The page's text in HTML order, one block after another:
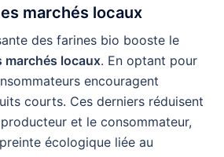
marchés locaux
des farines bio booste le
marchés locaux. En optant pour
encouragent
courts. Ces derniers réduisent
et le consommateur,
écologique liée au